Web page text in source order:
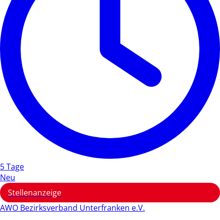
5 Tage
Neu
Stellenanzeige
AWO Bezirksverband Unterfranken e.V.